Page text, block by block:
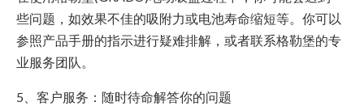
些问题，如效果不佳的吸附力或电池寿命缩短等。你可以
参照产品手册的指示进行疑难排解，或者联系格勒堡的专
业服务团队。
5、客户服务：随时待命解答你的问题